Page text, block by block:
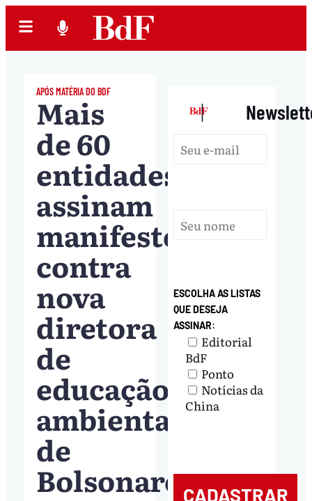
APÓS MATÉRIA DO BDF
Mais
de 60
entidades
assinam
manifesto
contra
nova
diretora
de
educação
ambiental
de
Bolsonaro
|
ESCOLHA AS LISTAS
QUE DESEJA
ASSINAR:
Editorial
BdF
Ponto
Notícias da
China